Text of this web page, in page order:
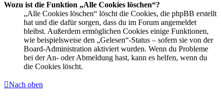
Wozu ist die Funktion „Alle Cookies löschen“?
„Alle Cookies löschen“ löscht die Cookies, die phpBB erstellt
hat und die dafür sorgen, dass du im Forum angemeldet
bleibst. Außerdem ermöglichen Cookies einige Funktionen,
wie beispielsweise den „Gelesen“-Status – sofern sie von der
Board-Administration aktiviert wurden. Wenn du Probleme
bei der An- oder Abmeldung hast, kann es helfen, wenn du
die Cookies löscht.
Nach oben